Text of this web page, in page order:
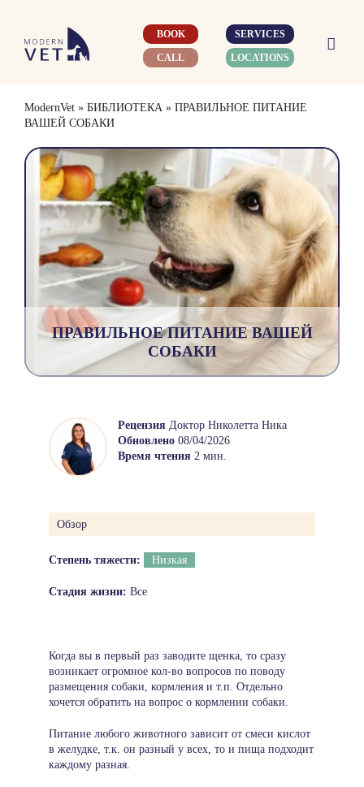
content
BOOK
CALL
SERVICES
LOCATIONS
ModernVet» БИБЛИОТЕКА» ПРАВИЛЬНОЕ ПИТАНИЕ
ВАШЕЙ СОБАКИ
ПРАВИЛЬНОЕ ПИТАНИЕ ВАШЕЙ
СОБАКИ
РецензияДоктор Николетта Ника
Обновлено 08/04/2026
Время чтения 2 мин.
Обзор
Степень тяжести: Низкая
Стадия жизни: Все
Когда вы в первый раз заводите щенка, то сразу
возникает огромное кол-во вопросов по поводу
размещения собаки, кормления и т.п. Отдельно
хочется обратить на вопрос о кормлении собаки.
Питание любого животного зависит от смеси кислот
в желудке, т.к. он разный у всех, то и пища подходит
каждому разная.